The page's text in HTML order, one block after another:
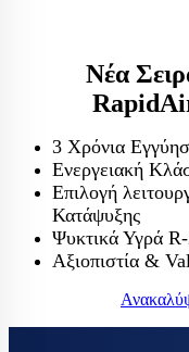
Νέα
3 Χρόνια
Ενεργειακή
Επιλογή
Κατάψυξης
Ψυκτικά Υγρά
Αξιοπιστία &